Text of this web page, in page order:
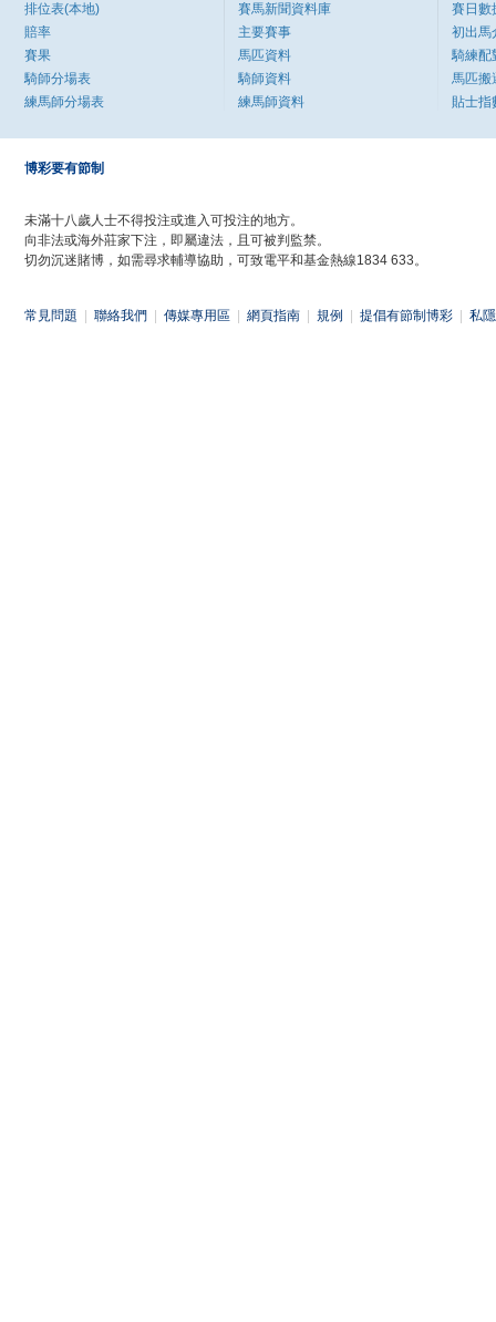
排位表(本地)
賠率
賽果
騎師分場表
練馬師分場表
賽馬新聞資料庫
主要賽事
馬匹資料
騎師資料
練馬師資料
賽日數
初出馬
騎練配
馬匹搬
貼士指
博彩要有節制
未滿十八歲人士不得投注或進入可投注的地方。
向非法或海外莊家下注，即屬違法，且可被判監禁。
切勿沉迷賭博，如需尋求輔導協助，可致電平和基金熱線1834 633。
常見問題 聯絡我們 傳媒專用區 網頁指南 規例 提倡有節制博彩 私